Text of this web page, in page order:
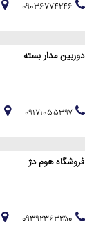
دوربین مدار بسته
فروشگاه هوم دژ